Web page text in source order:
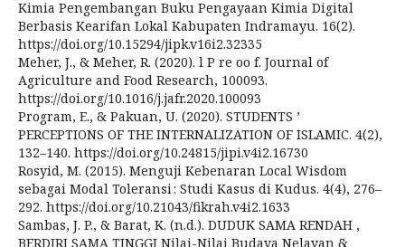
Kimia Pengembangan Buku Pengayaan Kimia Digital
Berbasis Kearifan Lokal Kabupaten Indramayu. 16(2).
https://doi.org/10.15294/jipk.v16i2.32335
Meher, J., & Meher, R. (2020). l P re oo f. Journal of
Agriculture and Food Research, 100093.
https://doi.org/10.1016/j.jafr.2020.100093
Program, E., & Pakuan, U. (2020). STUDENTS ’
PERCEPTIONS OF THE INTERNALIZATION OF ISLAMIC. 4(2),
132–140. https://doi.org/10.24815/jipi.v4i2.16730
Rosyid, M. (2015). Menguji Kebenaran Local Wisdom
sebagai Modal Toleransi : Studi Kasus di Kudus. 4(4), 276–
292. https://doi.org/10.21043/fikrah.v4i2.1633
Sambas, J. P., & Barat, K. (n.d.). DUDUK SAMA RENDAH ,
BERDIRI SAMA TINGGI Nilai-Nilai Budaya Nelayan &